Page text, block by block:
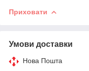
Приховати
Умови доставки
Нова Пошта